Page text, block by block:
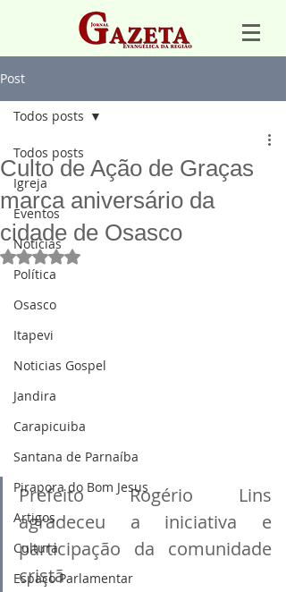
Post
Todos posts
Igreja
Eventos
Notícias
Política
Osasco
Itapevi
Noticias Gospel
Jandira
Carapicuiba
Santana de Parnaíba
Pirapora do Bom Jesus
Artigos
Cultura
Espaço Parlamentar
Todos posts
Culto de Ação de Graças
marca aniversário da
cidade de Osasco
Avaliado com NaN de 5 estrelas.
Prefeito Rogério Lins
agradeceu a iniciativa e
participação da comunidade
cristã